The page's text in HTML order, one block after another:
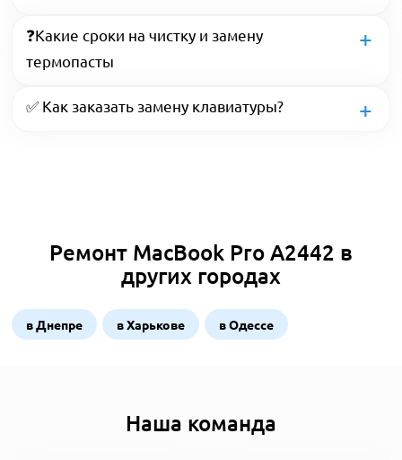
❓Какие сроки на чистку и замену
термопасты
✅ Как заказать замену клавиатуры?
Ремонт MacBook Pro A2442 в
других городах
в Днепре в Харькове в Одессе
Наша команда